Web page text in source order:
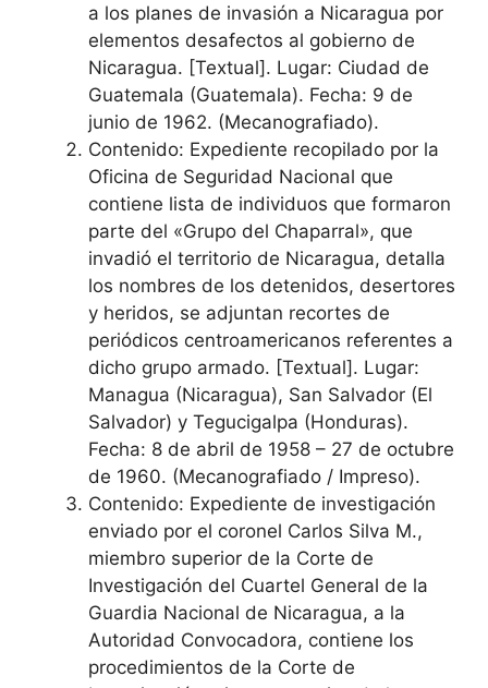
a los planes de invasión a Nicaragua por
elementos desafectos al gobierno de
Nicaragua. [Textual]. Lugar: Ciudad de
Guatemala (Guatemala). Fecha: 9 de
junio de 1962. (Mecanografiado).
Contenido: Expediente recopilado por la
Oficina de Seguridad Nacional que
contiene lista de individuos que formaron
parte del «Grupo del Chaparral», que
invadió el territorio de Nicaragua, detalla
los nombres de los detenidos, desertores
y heridos, se adjuntan recortes de
periódicos centroamericanos referentes a
dicho grupo armado. [Textual]. Lugar:
Managua (Nicaragua), San Salvador (El
Salvador) y Tegucigalpa (Honduras).
Fecha: 8 de abril de 1958 – 27 de octubre
de 1960. (Mecanografiado / Impreso).
Contenido: Expediente de investigación
enviado por el coronel Carlos Silva M.,
miembro superior de la Corte de
Investigación del Cuartel General de la
Guardia Nacional de Nicaragua, a la
Autoridad Convocadora, contiene los
procedimientos de la Corte de